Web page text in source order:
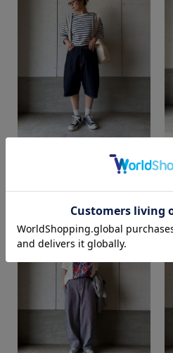
SUPER SHOP 出雲店